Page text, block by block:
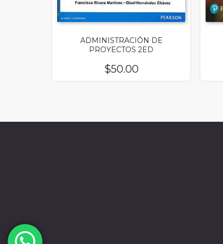
ADMINISTRACIÓN DE
PROYECTOS 2ED
$50.00